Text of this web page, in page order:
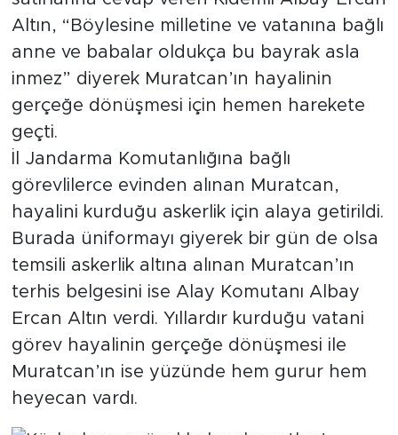
Altın, “Böylesine milletine ve vatanına bağlı
anne ve babalar oldukça bu bayrak asla
inmez” diyerek Muratcan’ın hayalinin
gerçeğe dönüşmesi için hemen harekete
geçti.
İl Jandarma Komutanlığına bağlı
görevlilerce evinden alınan Muratcan,
hayalini kurduğu askerlik için alaya getirildi.
Burada üniformayı giyerek bir gün de olsa
temsili askerlik altına alınan Muratcan’ın
terhis belgesini ise Alay Komutanı Albay
Ercan Altın verdi. Yıllardır kurduğu vatani
görev hayalinin gerçeğe dönüşmesi ile
Muratcan’ın ise yüzünde hem gurur hem
heyecan vardı.
Hekimhan
Kale
Pütürge
Magazin
Sinema
Asayiş
Siyaset
Adıyaman